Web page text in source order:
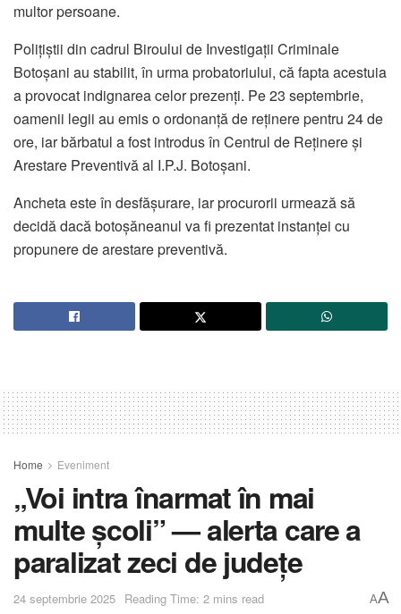
multor persoane.
Polițiștii din cadrul Biroului de Investigații Criminale
Botoșani au stabilit, în urma probatoriului, că fapta acestuia
a provocat indignarea celor prezenți. Pe 23 septembrie,
oamenii legii au emis o ordonanță de reținere pentru 24 de
ore, iar bărbatul a fost introdus în Centrul de Reținere și
Arestare Preventivă al I.P.J. Botoșani.
Ancheta este în desfășurare, iar procurorii urmează să
decidă dacă botoșăneanul va fi prezentat instanței cu
propunere de arestare preventivă.
Home Eveniment
„Voi intra înarmat în mai
multe școli” — alerta care a
paralizat zeci de județe
24 septembrie 2025 Reading Time: 2 mins read AA